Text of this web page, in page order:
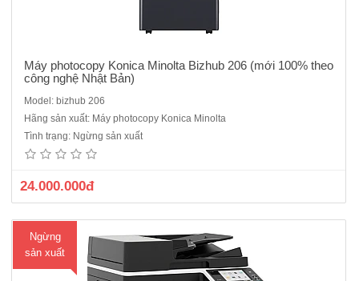
Máy photocopy Konica Minolta Bizhub 206 (mới 100% theo
công nghệ Nhật Bản)
Model: bizhub 206
Hãng sản xuất: Máy photocopy Konica Minolta
Tình trạng: Ngừng sản xuất
24.000.000đ
Ngừng
sản xuất
Máy Photocopy Konica Minolta Bizhub 306i - Thiết bị mới 100%
nguyên đai nguyên kiện đúng chủng loại xuất xứ của hãng.- Chức
năng: Sao chụp, In mạng, Quét mạng.- Tốc độ sao chụp/in: 30bản
A4/phút- In và Scan trực tiếp thông qua USB- Dung lượng bộ..